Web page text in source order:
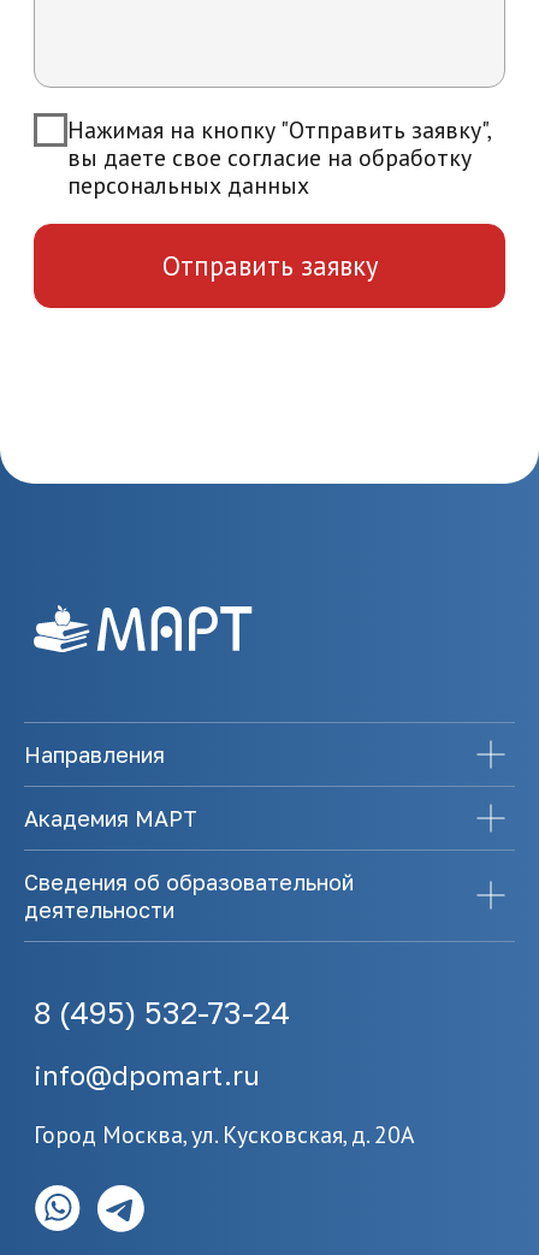
Направления
Академия МАРТ
Сведения об образовательной
деятельности